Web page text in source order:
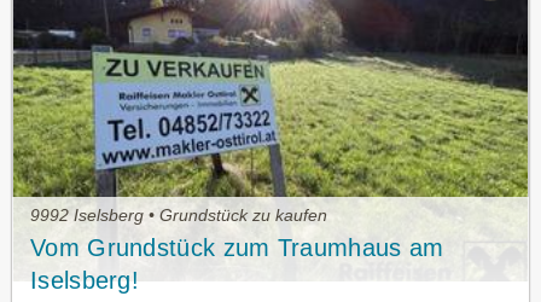
9992 Iselsberg • Grundstück zu kaufen
Vom Grundstück zum Traumhaus am
Iselsberg!